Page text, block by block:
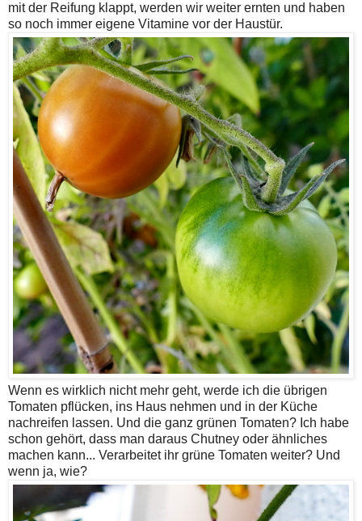
mit der Reifung klappt, werden wir weiter ernten und haben
so noch immer eigene Vitamine vor der Haustür.
Wenn es wirklich nicht mehr geht, werde ich die übrigen
Tomaten pflücken, ins Haus nehmen und in der Küche
nachreifen lassen. Und die ganz grünen Tomaten? Ich habe
schon gehört, dass man daraus Chutney oder ähnliches
machen kann... Verarbeitet ihr grüne Tomaten weiter? Und
wenn ja, wie?